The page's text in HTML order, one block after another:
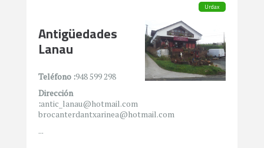
Urdax
Antigüedades
Lanau
Teléfono :948 599 298
Dirección
:antic_lanau@hotmail.com
brocanterdantxarinea@hotmail.com
...